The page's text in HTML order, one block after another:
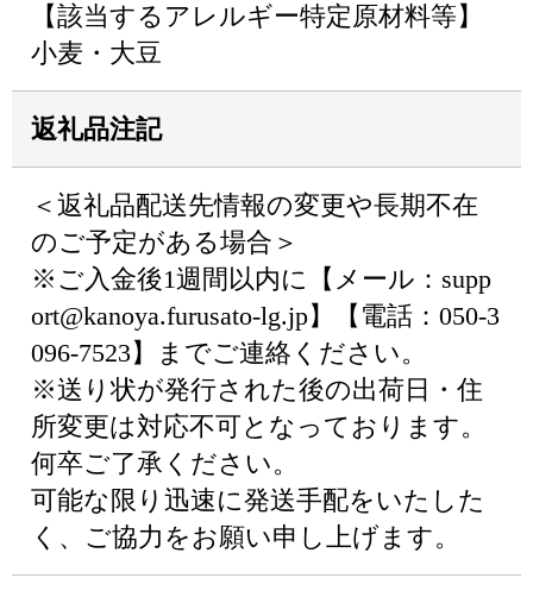
【該当するアレルギー特定原材料等】
小麦・大豆
返礼品注記
＜返礼品配送先情報の変更や長期不在
のご予定がある場合＞
※ご入金後1週間以内に【メール：supp
ort@kanoya.furusato-lg.jp】【電話：050-3
096-7523】までご連絡ください。
※送り状が発行された後の出荷日・住
所変更は対応不可となっております。
何卒ご了承ください。
可能な限り迅速に発送手配をいたした
く、ご協力をお願い申し上げます。